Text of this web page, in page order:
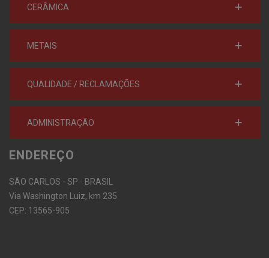
CERÂMICA
METAIS
QUALIDADE / RECLAMAÇÕES
ADMINISTRAÇÃO
ENDEREÇO
SÃO CARLOS - SP - BRASIL
Via Washington Luiz, km 235
CEP: 13565-905